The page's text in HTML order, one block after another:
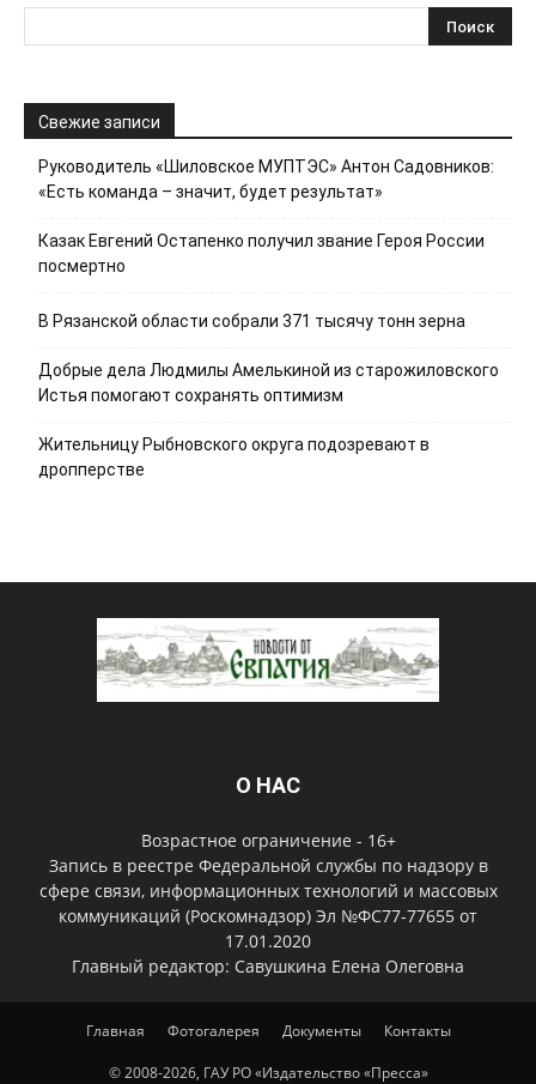
Свежие записи
Руководитель «Шиловское МУПТЭС» Антон Садовников:
«Есть команда – значит, будет результат»
Казак Евгений Остапенко получил звание Героя России
посмертно
В Рязанской области собрали 371 тысячу тонн зерна
Добрые дела Людмилы Амелькиной из старожиловского
Истья помогают сохранять оптимизм
Жительницу Рыбновского округа подозревают в
дропперстве
О НАС
Возрастное ограничение - 16+
Запись в реестре Федеральной службы по надзору в
сфере связи, информационных технологий и массовых
коммуникаций (Роскомнадзор) Эл №ФС77-77655 от
17.01.2020
Главный редактор: Савушкина Елена Олеговна
Главная Фотогалерея Документы Контакты
© 2008-2026, ГАУ РО «Издательство «Пресса»